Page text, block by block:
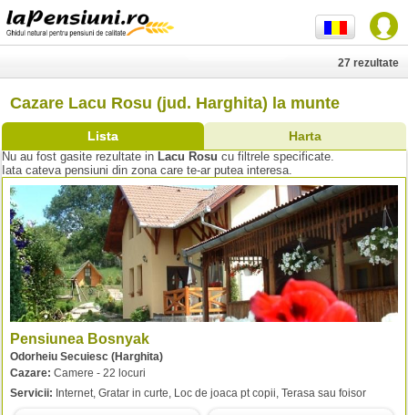
Cazare Lacu Rosu (jud. Harghita) la munte
Lista Harta
27 rezultate
Nu au fost gasite rezultate in Lacu Rosu cu filtrele specificate.
Iata cateva pensiuni din zona care te-ar putea interesa.
Pensiunea Bosnyak
Odorheiu Secuiesc (Harghita)
Cazare: Camere - 22 locuri
Servicii: Internet, Gratar in curte, Loc de joaca pt copii, Terasa sau foisor